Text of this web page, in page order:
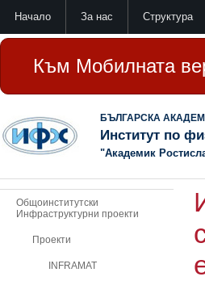
Начало За нас Структура
Към Мобилната
БЪЛГАРСКА
Институт по
"Академик
Общоинститутски
Инфраструктурни проекти
Проекти
INFRAMAT